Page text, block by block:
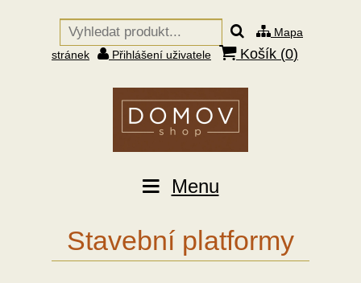
Mapa
stránek
Přihlášení uživatele Košík (0)
Menu
Stavební platformy